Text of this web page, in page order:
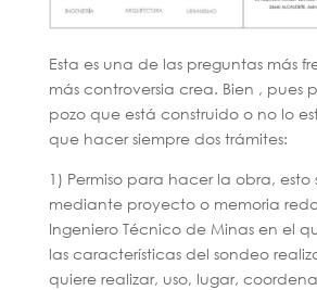
Esta es una de las preguntas más
más controversia crea. Bien , pues
pozo que está construido o no lo
que hacer siempre dos trámites:
1) Permiso para hacer la obra, esto
mediante proyecto o memoria
Ingeniero Técnico de Minas en el
las características del sondeo
quiere realizar, uso, lugar,